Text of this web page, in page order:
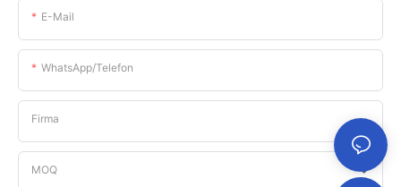
E-Mail
WhatsApp/telefon
Firma
MOQ